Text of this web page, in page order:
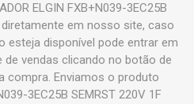
ELGIN FXB+N039-3EC25B
diretamente em nosso site, caso
esteja disponível pode entrar em
vendas clicando no botão de
compra. Enviamos o produto
3EC25B SEMRST 220V 1F